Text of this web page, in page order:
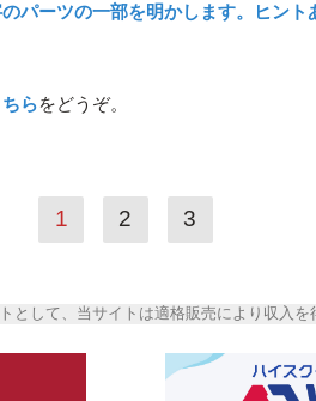
のパーツの一部を明かします。ヒン
らをどうぞ。
1 2 3
として、当サイトは適格販売により収入を